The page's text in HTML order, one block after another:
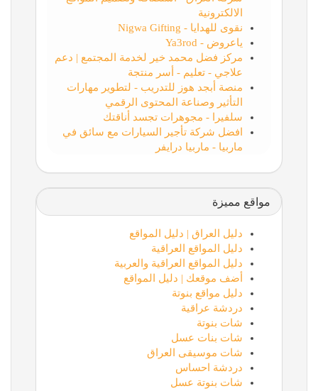
الالكترونية
نقوى للهدايا - Nigwa Gifting
ياعروض - Ya3rod
مركز فضل محمد خير لخدمة المجتمع | دعم
علاجي - تعليم - أسر منتجة
منصة أبجد هوز للتدريب - لتطوير مهارات
التأثير وصناعة المحتوى الرقمي
سلفيرا - مجوهرات تجسد أناقتك
افضل شركة تأجير السيارات مع سائق في
ماربيا - ماربيا درايفر
مواقع مميزة
دليل العراق | دليل المواقع
دليل المواقع العراقية
دليل المواقع العراقية والعربية
أضف موقعك | دليل المواقع
دليل مواقع بنوتة
دردشة عراقية
شات بنوتة
شات بنات عسل
شات موسيقى العراق
دردشة احساس
شات بنوتة عسل